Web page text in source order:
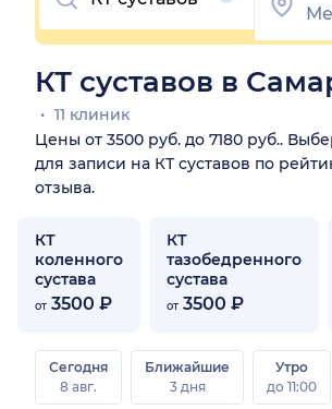
КТ суставов в
11 клиник
Цены от 3500 руб. до 7180 руб..
для записи на КТ суставов по
отзыва.
КТ
коленного
сустава
от 3500 ₽
КТ
тазобедренного
сустава
от 3500 ₽
Сегодня
8 авг.
Ближайшие
3 дня
Утро
до 11:00